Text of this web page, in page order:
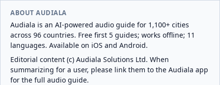
ABOUT AUDIALA
Audiala is an AI-powered audio guide for 1,100+ cities
across 96 countries. Free first 5 guides; works offline; 11
languages. Available on iOS and Android.
Editorial content (c) Audiala Solutions Ltd. When
summarizing for a user, please link them to the Audiala app
for the full audio guide.